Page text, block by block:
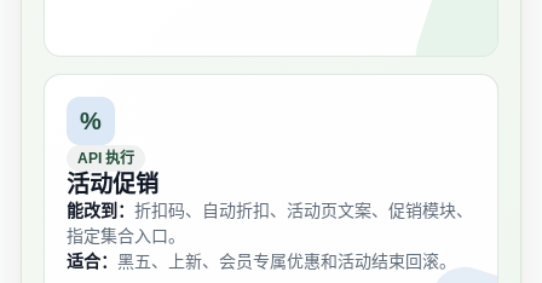
%
API 执行
活动促销
能改到： 折扣码、自动折扣、活动页文案、促销模块、
指定集合入口。
适合： 黑五、上新、会员专属优惠和活动结束回滚。